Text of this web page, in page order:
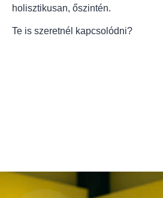
holisztikusan, őszintén.
Te is szeretnél kapcsolódni?